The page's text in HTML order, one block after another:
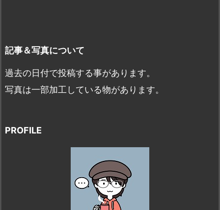
記事＆写真について
過去の日付で投稿する事があります。
写真は一部加工している物があります。
PROFILE